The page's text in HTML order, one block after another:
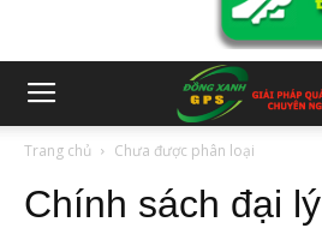
Trang chủ Chưa được phân loại
Chính sách đại lý